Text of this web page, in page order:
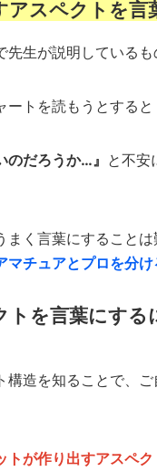
スペクトを言
生が説明しているも
ートを読もうとすると
のだろうか…』 と不安
まく言葉にすることは
マチュアとプロを分け
トを言葉にす
構造を知ることで、
トが作り出すアスペク